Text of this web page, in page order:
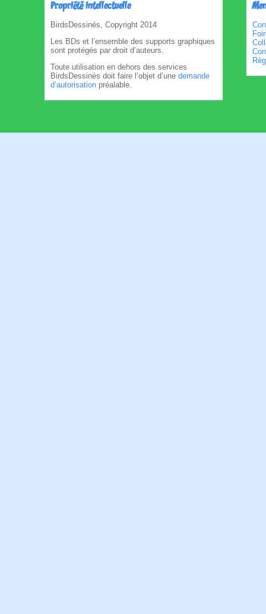
Propriété intellectuelle
BirdsDessinés, Copyright 2014
Les BDs et l’ensemble des supports graphiques
sont protégés par droit d’auteurs.
Toute utilisation en dehors des services
BirdsDessinés doit faire l’objet d’une demande
d’autorisation préalable.